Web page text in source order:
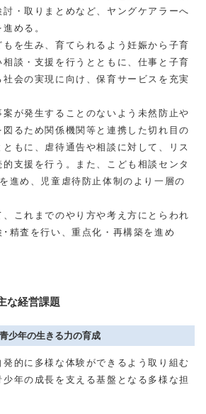
・取りまとめなど、ヤングケアラーへ
める。
もを生み、育てられるよう妊娠から子育
談・支援を行うとともに、仕事と子育
会の実現に向け、保育サービスを充実
案が発生することのないよう未然防止や
るため関係機関等と連携した切れ目の
もに、虐待通告や相談に対して、リス
支援を行う。また、こども相談センタ
進め、児童虐待防止体制のより一層の
、これまでのやり方や考え方にとらわれ
精査を行い、重点化・再構築を進め
な経営課題
少年の生きる力の育成
的に多様な体験ができるよう取り組む
年の成長を支える基盤となる多様な担